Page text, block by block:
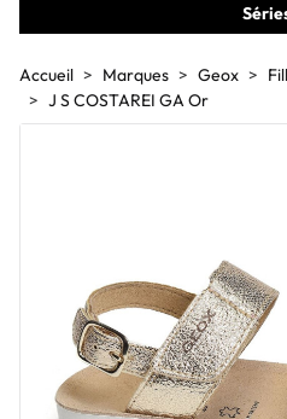
Accueil Marques Geox
J S COSTAREI GA Or